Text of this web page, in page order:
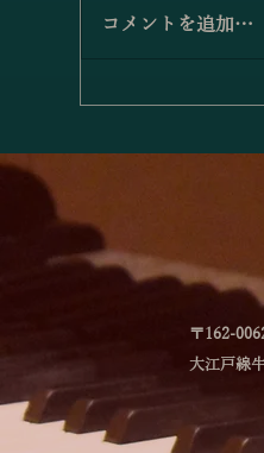
小澤佳奈＆小
コメントを追加…
〒162-
大江戸線